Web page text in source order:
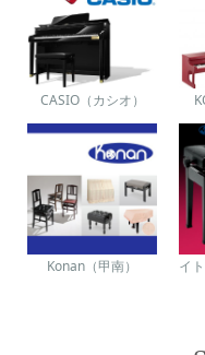
CASIO（カシオ）
Konan（甲南） イ